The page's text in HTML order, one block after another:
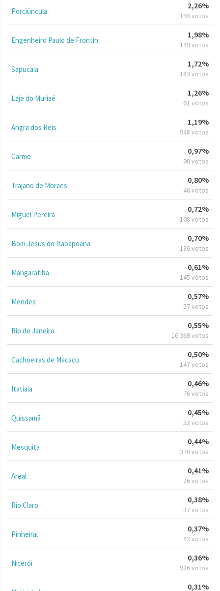
Porciúncula
2,26%
193 votos
Engenheiro Paulo de Frontin
1,98%
149 votos
Sapucaia
1,72%
183 votos
Laje do Muriaé
1,26%
61 votos
Angra dos Reis
1,19%
948 votos
Carmo
0,97%
90 votos
Trajano de Moraes
0,80%
46 votos
Miguel Pereira
0,72%
108 votos
Bom Jesus do Itabapoana
0,70%
136 votos
Mangaratiba
0,61%
145 votos
Mendes
0,57%
57 votos
Rio de Janeiro
0,55%
16.369 votos
Cachoeiras de Macacu
0,50%
147 votos
Itatiaia
0,46%
76 votos
Quissamã
0,45%
52 votos
Mesquita
0,44%
370 votos
Areal
0,41%
26 votos
Rio Claro
0,38%
37 votos
Pinheiral
0,37%
43 votos
Niterói
0,36%
926 votos
0,31%